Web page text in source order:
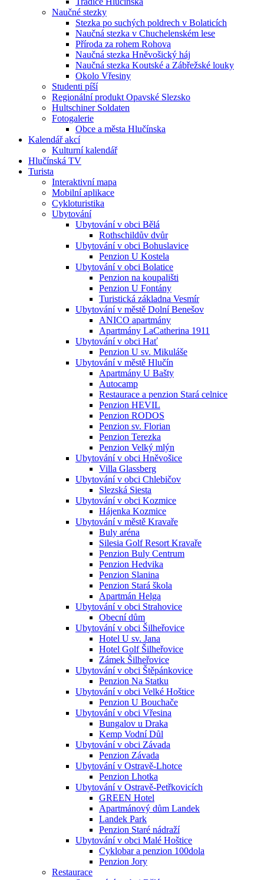
Naučné stezky
Stezka po suchých poldrech v Bolaticích
Naučná stezka v Chuchelenském lese
Příroda za rohem Rohova
Naučná stezka Hněvošický háj
Naučná stezka Koutské a Zábřežské louky
Okolo Vřesiny
Studenti píší
Regionální produkt Opavské Slezsko
Hultschiner Soldaten
Fotogalerie
Obce a města Hlučínska
Kalendář akcí
Kulturní kalendář
Hlučínská TV
Turista
Interaktivní mapa
Mobilní aplikace
Cykloturistika
Ubytování
Ubytování v obci Bělá
Rothschildův dvůr
Ubytování v obci Bohuslavice
Penzion U Kostela
Ubytování v obci Bolatice
Penzion na koupališti
Penzion U Fontány
Turistická základna Vesmír
Ubytování v městě Dolní Benešov
ANICO apartmány
Apartmány LaCatherina 1911
Ubytování v obci Hať
Penzion U sv. Mikuláše
Ubytování v městě Hlučín
Apartmány U Bašty
Autocamp
Restaurace a penzion Stará celnice
Penzion HEVIL
Penzion RODOS
Penzion sv. Florian
Penzion Terezka
Penzion Velký mlýn
Ubytování v obci Hněvošice
Villa Glassberg
Ubytování v obci Chlebičov
Slezská Siesta
Ubytování v obci Kozmice
Hájenka Kozmice
Ubytování v městě Kravaře
Buly aréna
Silesia Golf Resort Kravaře
Penzion Buly Centrum
Penzion Hedvika
Penzion Slanina
Penzion Stará škola
Apartmán Helga
Ubytování v obci Strahovice
Obecní dům
Ubytování v obci Šilheřovice
Hotel U sv. Jana
Hotel Golf Šilheřovice
Zámek Šilheřovice
Ubytování v obci Štěpánkovice
Penzion Na Statku
Ubytování v obci Velké Hoštice
Penzion U Bouchače
Ubytování v obci Vřesina
Bungalov u Draka
Kemp Vodní Důl
Ubytování v obci Závada
Penzion Závada
Ubytování v Ostravě-Lhotce
Penzion Lhotka
Ubytování v Ostravě-Petřkovicích
GREEN Hotel
Apartmánový dům Landek
Landek Park
Penzion Staré nádraží
Ubytování v obci Malé Hoštice
Cyklobar a penzion 100dola
Penzion Jory
Restaurace